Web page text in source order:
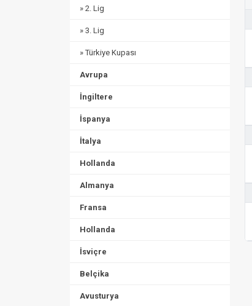
» 2. Lig
» 3. Lig
» Türkiye Kupası
Avrupa
İngiltere
İspanya
İtalya
Hollanda
Almanya
Fransa
Hollanda
İsviçre
Belçika
Avusturya